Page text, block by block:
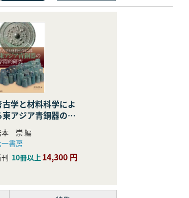
古学と材料科学によ
東アジア青銅器の学
的研究
本 崇 編
書房
10冊以上14,300 円